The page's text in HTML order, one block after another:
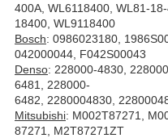
400A, WL6118400, WL81-
18400, WL9118400
Bosch: 0986023180,
042000044, F042S00043
Denso: 228000-4830,
6481, 228000-
6482, 2280004830,
Mitsubishi: M002T87271,
87271, M2T87271ZT